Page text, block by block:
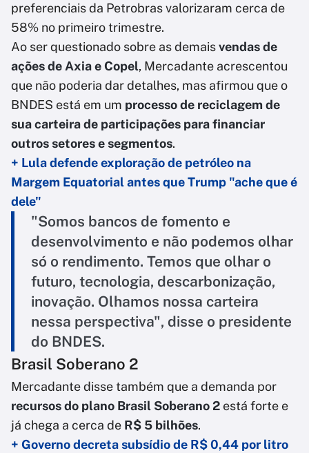
preferenciais da Petrobras valorizaram cerca de
58% no primeiro trimestre.
Ao ser questionado sobre as demaisvendas de
ações de Axia e Copel, Mercadante acrescentou
que não poderia dar detalhes, mas afirmou que o
BNDES está em um processo de reciclagem de
sua carteira de participações para financiar
outros setores e segmentos.
+ Lula defende exploração de petróleo na
Margem Equatorial antes que Trump "ache que é
dele"
"Somos bancos de fomento e
desenvolvimento e não podemos olhar
só o rendimento. Temos que olhar o
futuro, tecnologia, descarbonização,
inovação. Olhamos nossa carteira
nessa perspectiva", disse o presidente
do BNDES.
Brasil Soberano 2
Mercadante disse também que a demanda por
recursos do plano Brasil Soberano 2 está forte e
já chega a cerca de R$ 5 bilhões.
+ Governo decreta subsídio de R$ 0,44 por litro